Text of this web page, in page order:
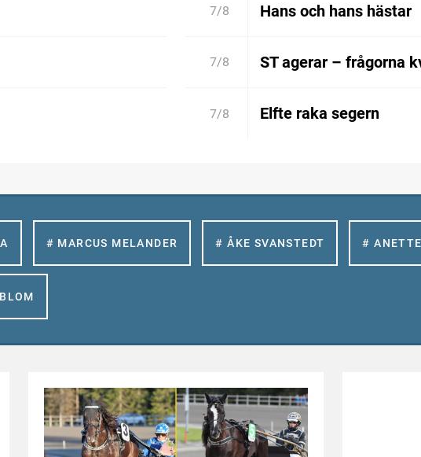
7/8 Hans och hans hästar
7/8 ST agerar – frågorna
7/8 Elfte raka segern
# MARCUS MELANDER # ÅKE SVANSTEDT #